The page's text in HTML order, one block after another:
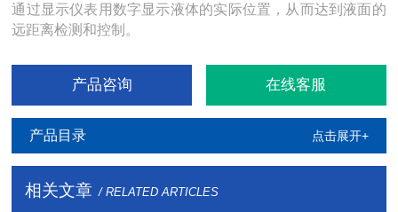
通过显示仪表用数字显示液体的实际位置，从而达到液面的
远距离检测和控制。
产品咨询 在线客服
产品目录 点击展开+
相关文章 / RELATED ARTICLES